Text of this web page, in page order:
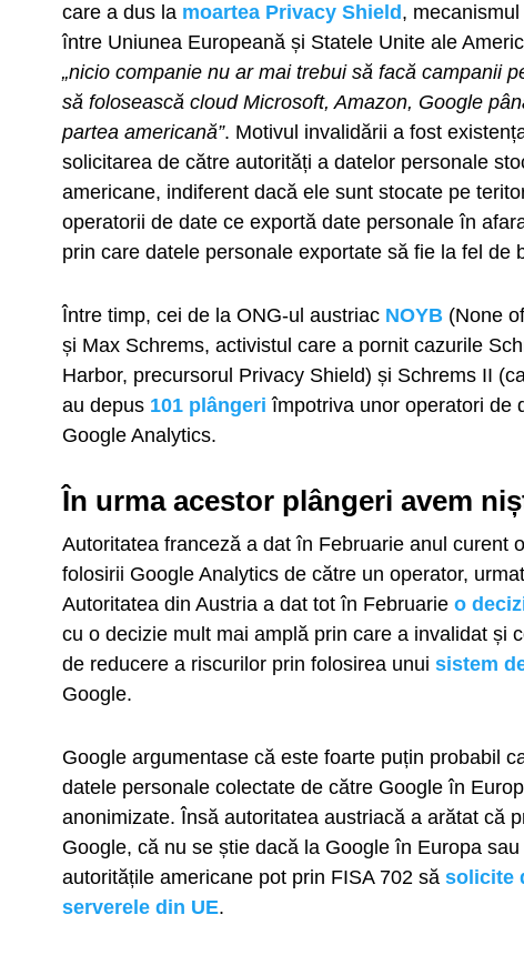
care a dus la moartea Privacy Shield ,
între Uniunea Europeană și Statele Unite ale
„nicio companie nu ar mai trebui să facă campanii
să folosească cloud Microsoft, Amazon, Google
partea americană”. Motivul invalidării a fost
solicitarea de către autorități a datelor personale
americane, indiferent dacă ele sunt stocate pe
operatorii de date ce exportă date personale în
prin care datele personale exportate să fie la fel de
Între timp, cei de la ONG-ul austriac NOYB(None
și Max Schrems, activistul care a pornit cazurile
Harbor, precursorul Privacy Shield) și Schrems II
au depus 101 plângeri împotriva unor operatori de
Google Analytics.
În urma acestor plângeri avem
Autoritatea franceză a dat în Februarie anul curent o
folosirii Google Analytics de către un operator,
Autoritatea din Austria a dat tot în Februarie o
cu o decizie mult mai amplă prin care a invalidat și
de reducere a riscurilor prin folosirea unui sistem
Google.
Google argumentase că este foarte puțin probabil
datele personale colectate de către Google în
anonimizate. Însă autoritatea austriacă a arătat că
Google, că nu se știe dacă la Google în Europa
autoritățile americane pot prin FISA 702 să solicite
serverele din UE.